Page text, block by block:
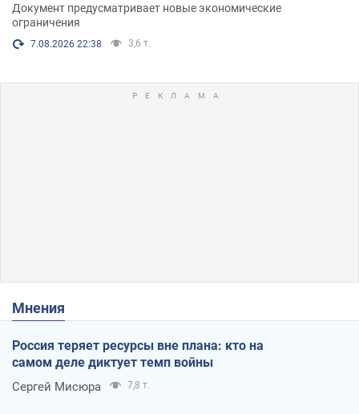
Документ предусматривает новые экономические
ограничения
7.08.2026 22:38 3,6 т.
Мнения
Россия теряет ресурсы вне плана: кто на
самом деле диктует темп войны
Сергей Мисюра 7,8 т.